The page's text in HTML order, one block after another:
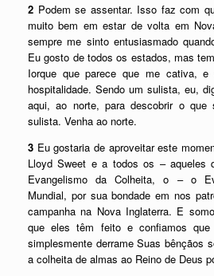
2 Podem se assentar. Isso faz com
muito bem em estar de volta em
sempre me sinto entusiasmado
Eu gosto de todos os estados, mas
Iorque que parece que me cativa,
hospitalidade. Sendo um sulista, eu,
aqui, ao norte, para descobrir o que
sulista. Venha ao norte.
3 Eu gostaria de aproveitar este
Lloyd Sweet e a todos os – aqueles
Evangelismo da Colheita, o – o
Mundial, por sua bondade em nos
campanha na Nova Inglaterra. E
que eles têm feito e confiamos
simplesmente derrame Suas bênçãos
a colheita de almas ao Reino de Deus